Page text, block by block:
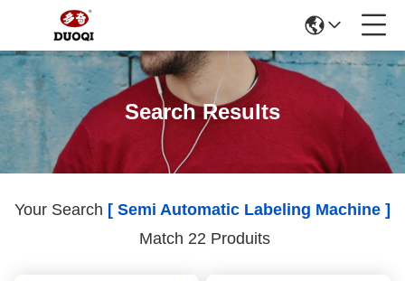
Search Results
Your Search [ Semi Automatic Labeling Machine ]
Match 22 Produits